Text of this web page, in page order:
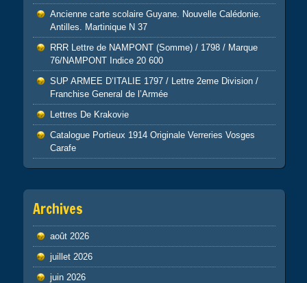
Ancienne carte scolaire Guyane. Nouvelle Calédonie.
Antilles. Martinique N 37
RRR Lettre de NAMPONT (Somme) / 1798 / Marque
76/NAMPONT Indice 20 600
SUP ARMEE D’ITALIE 1797 / Lettre 2eme Division /
Franchise General de l’Armée
Lettres De Krakovie
Catalogue Portieux 1914 Originale Verreries Vosges
Carafe
Archives
août 2026
juillet 2026
juin 2026